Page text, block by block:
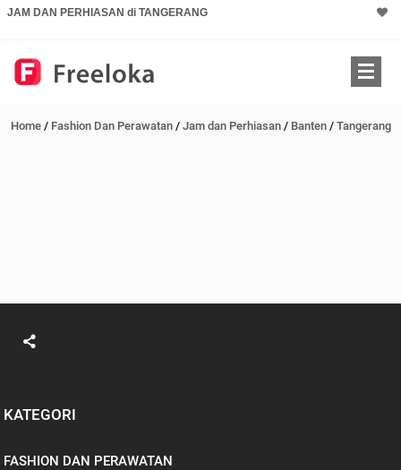
JAM DAN PERHIASAN di TANGERANG
Home / Fashion Dan Perawatan / Jam dan Perhiasan / Banten / Tangerang
KATEGORI
FASHION DAN PERAWATAN